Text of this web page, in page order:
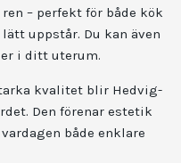
– perfekt för både kök
uppstår. Du kan även
i ditt uterum.
kvalitet blir Hedvig-
Den förenar estetik
både enklare